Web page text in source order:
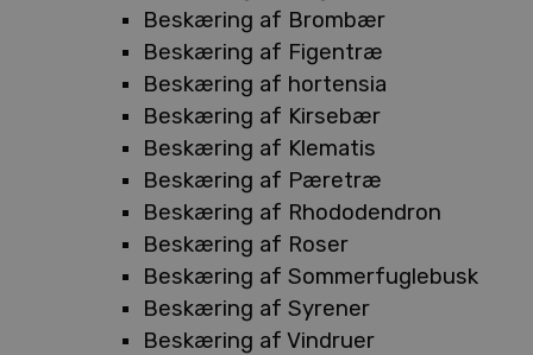
Beskæring af Brombær
Beskæring af Figentræ
Beskæring af hortensia
Beskæring af Kirsebær
Beskæring af Klematis
Beskæring af Pæretræ
Beskæring af Rhododendron
Beskæring af Roser
Beskæring af Sommerfuglebusk
Beskæring af Syrener
Beskæring af Vindruer